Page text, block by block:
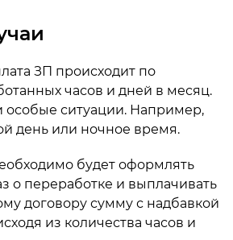
ЗП происходит по
часов и дней в месяц.
особые ситуации. Например,
день или ночное время.
будет оформлять
о переработке и выплачивать
договору сумму с надбавкой
из количества часов и